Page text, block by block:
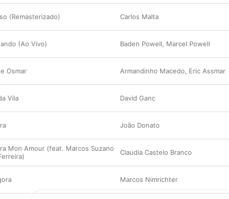
(Remasterizado) Carlos Malta
(Ao Vivo) Baden Powell, Marcel Powell
Osmar Armandinho Macedo, Eric Assmar
Vila David Ganc
João Donato
Mon Amour (feat. Marcos Suzano
Claudia Castelo Branco
Marcos Nimrichter